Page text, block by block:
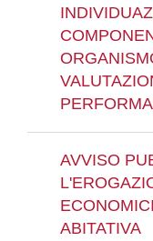
AVVISO
ABITATIVA